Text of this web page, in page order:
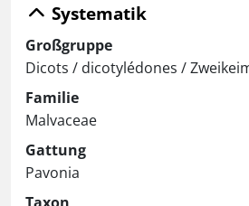
Systematik
Großgruppe
Dicots / dicotylédones /
Familie
Malvaceae
Gattung
Pavonia